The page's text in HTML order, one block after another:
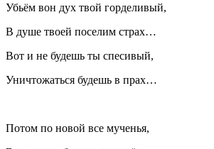
Убьём вон дух твой горделивый,
В душе твоей поселим страх…
Вот и не будешь ты спесивый,
Уничтожаться будешь в прах…
Потом по новой все мученья,